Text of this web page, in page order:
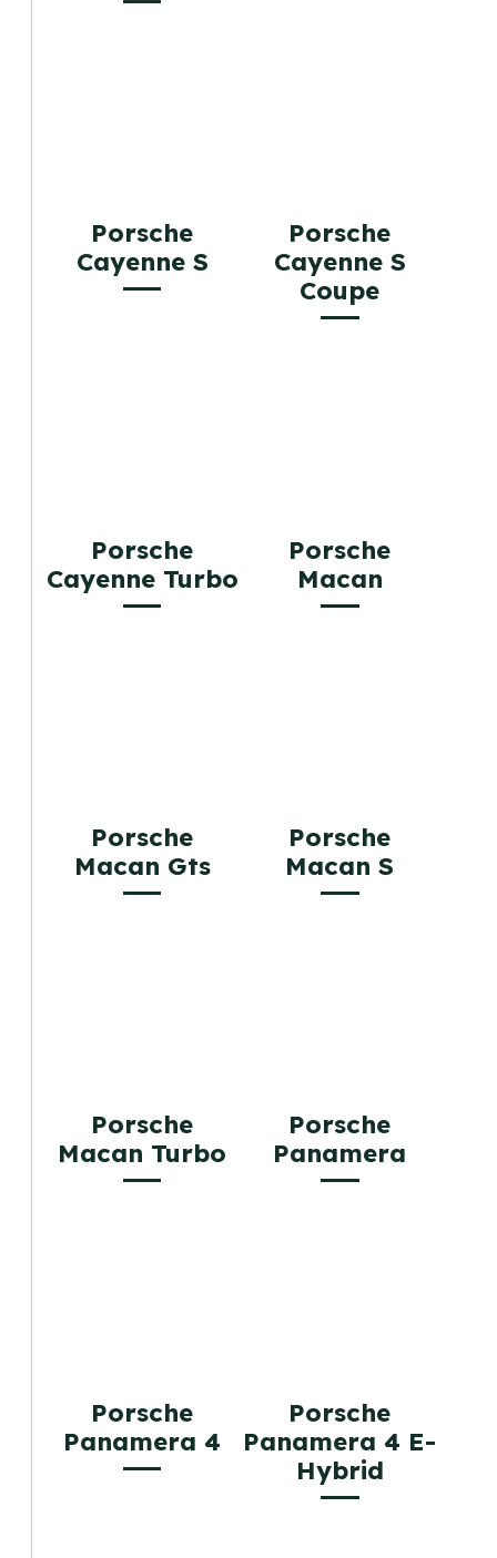
Porsche
Cayenne S
Porsche
Cayenne S
Coupe
Porsche
Cayenne Turbo
Porsche
Macan
Porsche
Macan Gts
Porsche
Macan S
Porsche
Macan Turbo
Porsche
Panamera
Porsche
Panamera 4
Porsche
Panamera 4 E-
Hybrid